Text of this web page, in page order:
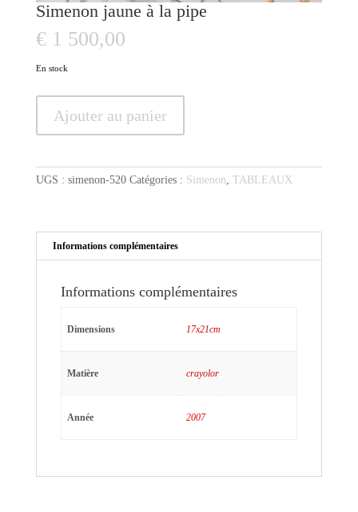
Simenon jaune à la pipe
€1 500,00
En stock
Simenon
à
la
Ajouter au panier
UGS : simenon-520 Catégories : Simenon, TABLEAUX
Informations complémentaires
Informations complémentaires
Dimensions 17x21cm
Matière crayolor
Année 2007